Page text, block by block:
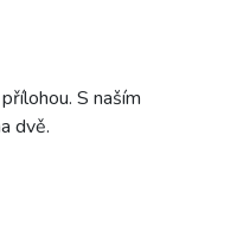
S naším
dvě.